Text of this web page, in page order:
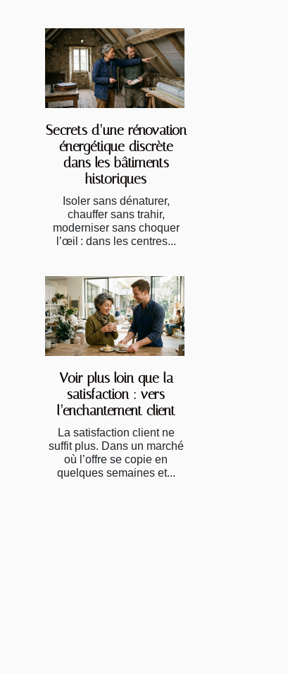
Secrets d’une rénovation
énergétique discrète
dans les bâtiments
historiques
Isoler sans dénaturer,
chauffer sans trahir,
moderniser sans choquer
l’œil : dans les centres...
Voir plus loin que la
satisfaction : vers
l’enchantement client
La satisfaction client ne
suffit plus. Dans un marché
où l’offre se copie en
quelques semaines et...